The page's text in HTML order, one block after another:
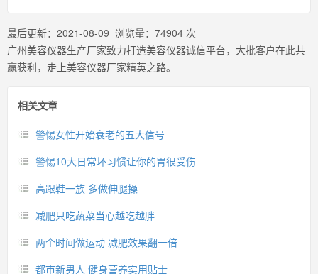
最后更新： 2021-08-09 浏览量： 74904 次
广州美容仪器生产厂家致力打造美容仪器诚信平台，大批客户在此共
赢获利，走上美容仪器厂家精英之路。
相关文章
警惕女性开始衰老的五大信号
警惕10大日常坏习惯让你的胃很受伤
高跟鞋一族 多做伸腿操
减肥只吃蔬菜当心越吃越胖
两个时间做运动 减肥效果翻一倍
都市新男人 健身营养实用贴士